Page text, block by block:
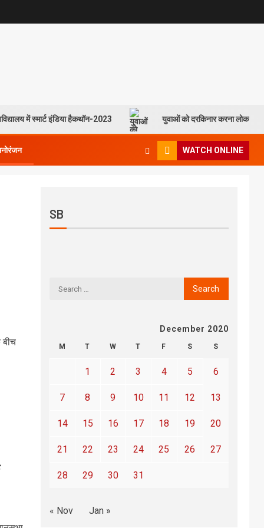
में स्मार्ट इंडिया हैकथॉन-2023 युवाओं को दरकिनार करना लोकसभा
WATCH ONLINE
SB
December 2020
M T W T F S S
1 2 3 4 5 6
7 8 9 10 11 12 13
14 15 16 17 18 19 20
21 22 23 24 25 26 27
28 29 30 31
« Nov Jan »